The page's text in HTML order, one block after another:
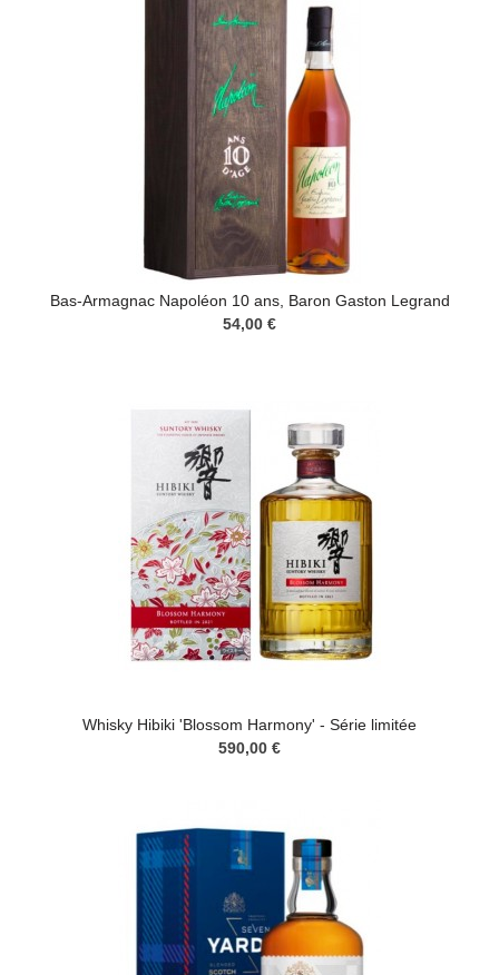
Bas-Armagnac Napoléon 10 ans, Baron Gaston Legrand
54,00 €
Whisky Hibiki 'Blossom Harmony' - Série limitée
590,00 €